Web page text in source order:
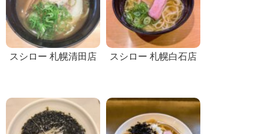
スシロー 札幌清田店 スシロー 札幌白石店